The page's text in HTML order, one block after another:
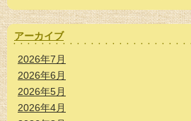
アーカイブ
2026年7月
2026年6月
2026年5月
2026年4月